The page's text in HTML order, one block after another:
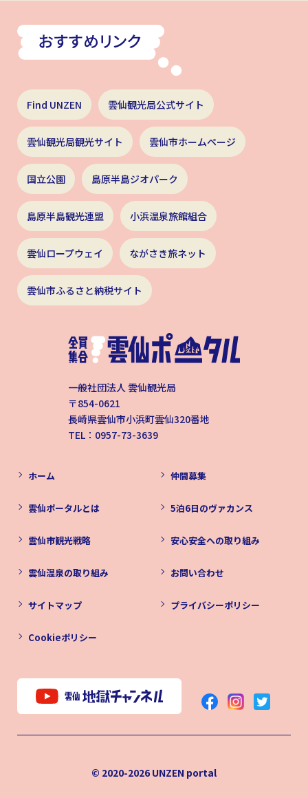
Find UNZEN 雲仙観光局公式サイト
雲仙観光局観光サイト 雲仙市ホームページ
国立公園 島原半島ジオパーク
島原半島観光連盟 小浜温泉旅館組合
雲仙ロープウェイ ながさき旅ネット
雲仙市ふるさと納税サイト
一般社団法人 雲仙観光局
〒854-0621
長崎県雲仙市小浜町雲仙320番地
TEL：0957-73-3639
ホーム
雲仙ポータルとは
雲仙市観光戦略
雲仙温泉の取り組み
仲間募集
5泊6日のヴァカンス
安心安全への取り組み
お問い合わせ
サイトマップ プライバシーポリシー
Cookieポリシー
© 2020-2026 UNZEN portal